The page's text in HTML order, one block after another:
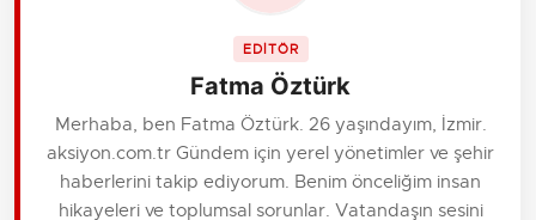
EDİTÖR
Fatma Öztürk
Merhaba, ben Fatma Öztürk. 26 yaşındayım, İzmir.
aksiyon.com.tr Gündem için yerel yönetimler ve şehir
haberlerini takip ediyorum. Benim önceliğim insan
hikayeleri ve toplumsal sorunlar. Vatandaşın sesini